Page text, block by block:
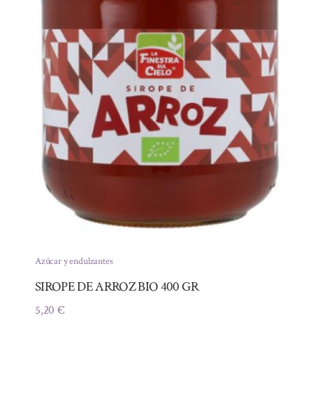
Azúcar y endulzantes
SIROPE DE ARROZ BIO 400 GR
5,20€